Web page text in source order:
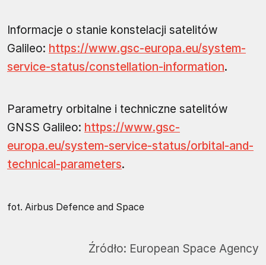
Informacje o stanie konstelacji satelitów
Galileo: https://www.gsc-europa.eu/system-
service-status/constellation-information.
Parametry orbitalne i techniczne satelitów
GNSS Galileo: https://www.gsc-
europa.eu/system-service-status/orbital-and-
technical-parameters.
fot. Airbus Defence and Space
Źródło: European Space Agency